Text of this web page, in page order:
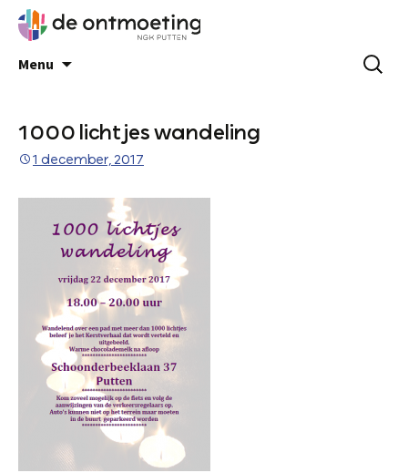
Menu
1000 lichtjes wandeling
1 december, 2017